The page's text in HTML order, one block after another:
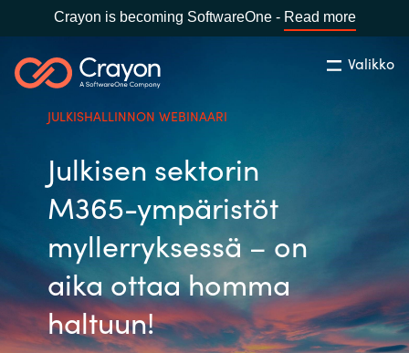
Crayon is becoming SoftwareOne - Read more
Valikko
VALITSE KIELI
Global site
Africa
Australia
Etsi Sulje
Ohjelmistovalmistajat
Ajankohtaista
Tietoa meistä
Maa:Finland
JULKISHALLINNON WEBINAARI
Julkisen sektorin
M365-ympäristöt
myllerryksessä – on
aika ottaa homma
haltuun!